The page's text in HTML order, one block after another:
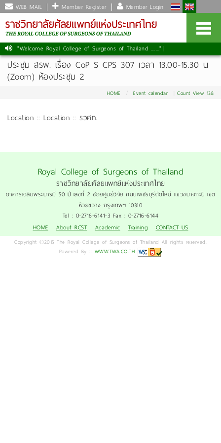
WEB MAIL Member Register Member Login
"Welcome Royal College of Surgeons of Thailand ......."
ประชุม สรพ. เรื่อง CoP S CPS 307 เวลา 13.00-15.30 น
(Zoom) ห้องประชุม 2
HOME Event calendar Count View 138
Location :: Location :: รวศท.
Royal College of Surgeons of Thailand
ราชวิทยาลัยศัลยแพทย์แห่งประเทศไทย
อาคารเฉลิมพระบารมี 50 ปี เลขที่ 2 ซอยศูนย์วิจัย ถนนเพชรบุรีตัดใหม่ แขวงบางกะปิ เขต
ห้วยขวาง กรุงเทพฯ 10310
Tel : 0-2716-6141-3 Fax : 0-2716-6144
HOME
About RCST Academic Training CONTACT US
Copyright ©2015 The Royal College of Surgeons of Thailand All rights reserved.
Powered By :: WWW.TWA.CO.TH